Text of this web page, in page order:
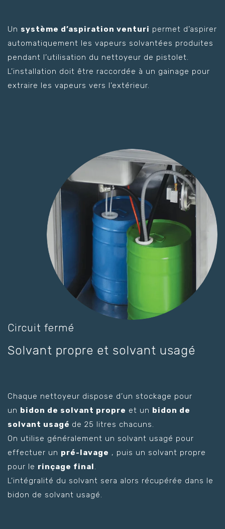
Un système d’aspiration venturi permet d’aspirer
automatiquement les vapeurs solvantées produites
pendant l’utilisation du nettoyeur de pistolet.
L’installation doit être raccordée à un gainage pour
extraire les vapeurs vers l’extérieur.
Circuit fermé
Solvant propre et solvant usagé
Chaque nettoyeur dispose d’un stockage pour
un bidon de solvant propre et un bidon de
solvant usagé de 25 litres chacuns.
On utilise généralement un solvant usagé pour
effectuer un pré-lavage , puis un solvant propre
pour le rinçage final.
L’intégralité du solvant sera alors récupérée dans le
bidon de solvant usagé.